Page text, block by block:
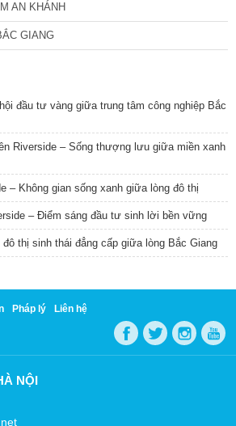
AN KHÁNH
GIANG
đầu tư vàng giữa trung tâm công nghiệp Bắc
Riverside – Sống thượng lưu giữa miền xanh
– Không gian sống xanh giữa lòng đô thị
– Điểm sáng đầu tư sinh lời bền vững
thị sinh thái đẳng cấp giữa lòng Bắc Giang
Pháp lý Liên hệ
NỘI